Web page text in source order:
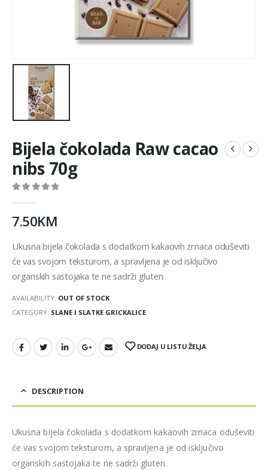
Bijela čokolada Raw cacao
nibs 70g
7.50KM
Ukusna bijela čokolada s dodatkom kakaovih zrnaca oduševiti
će vas svojom teksturom, a spravljena je od isključivo
organskih sastojaka te ne sadrži gluten.
AVAILABILITY: OUT OF STOCK
CATEGORY: SLANE I SLATKE GRICKALICE
DODAJ U LISTU ŽELJA
DESCRIPTION
Ukusna bijela čokolada s dodatkom kakaovih zrnaca oduševiti
će vas svojom teksturom, a spravljena je od isključivo
organskih sastojaka te ne sadrži gluten.